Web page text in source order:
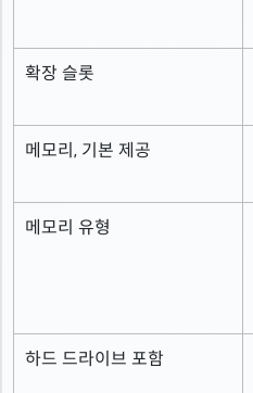
확장 슬롯
메모리, 기본 제공
메모리 유형
하드 드라이브 포함